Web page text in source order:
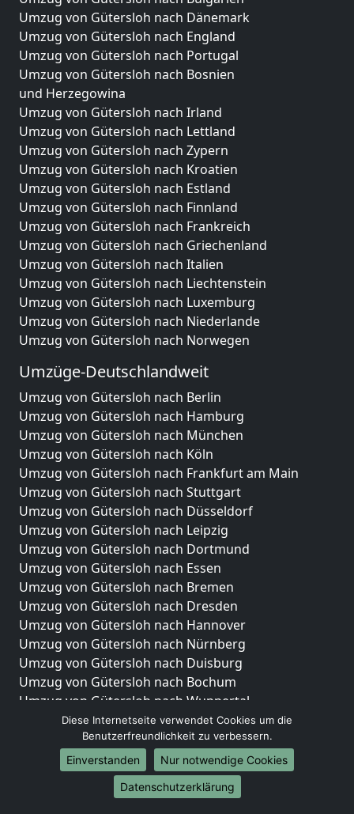
Umzug von Gütersloh nach Dänemark
Umzug von Gütersloh nach England
Umzug von Gütersloh nach Portugal
Umzug von Gütersloh nach Bosnien
und Herzegowina
Umzug von Gütersloh nach Irland
Umzug von Gütersloh nach Lettland
Umzug von Gütersloh nach Zypern
Umzug von Gütersloh nach Kroatien
Umzug von Gütersloh nach Estland
Umzug von Gütersloh nach Finnland
Umzug von Gütersloh nach Frankreich
Umzug von Gütersloh nach Griechenland
Umzug von Gütersloh nach Italien
Umzug von Gütersloh nach Liechtenstein
Umzug von Gütersloh nach Luxemburg
Umzug von Gütersloh nach Niederlande
Umzug von Gütersloh nach Norwegen
Umzüge-Deutschlandweit
Umzug von Gütersloh nach Berlin
Umzug von Gütersloh nach Hamburg
Umzug von Gütersloh nach München
Umzug von Gütersloh nach Köln
Umzug von Gütersloh nach Frankfurt am Main
Umzug von Gütersloh nach Stuttgart
Umzug von Gütersloh nach Düsseldorf
Umzug von Gütersloh nach Leipzig
Umzug von Gütersloh nach Dortmund
Umzug von Gütersloh nach Essen
Umzug von Gütersloh nach Bremen
Umzug von Gütersloh nach Dresden
Umzug von Gütersloh nach Hannover
Umzug von Gütersloh nach Nürnberg
Umzug von Gütersloh nach Duisburg
Umzug von Gütersloh nach Bochum
Umzug von Gütersloh nach Wuppertal
Umzug von Gütersloh nach Bielefeld
Umzug von Gütersloh nach Bonn
Umzug von Gütersloh nach Münster
Internationale-Umzüge
Diese Internetseite verwendet Cookies um die
Benutzerfreundlichkeit zu verbessern.
Einverstanden
Nur notwendige Cookies
Datenschutzerklärung